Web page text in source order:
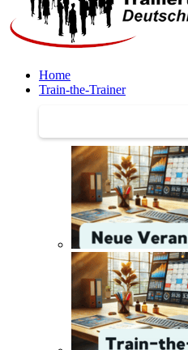
Home
Train-the-Trainer